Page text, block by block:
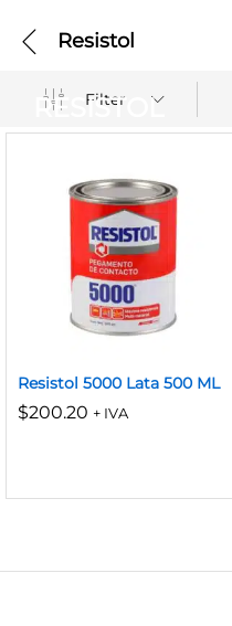
Resistol
RESISTOL
Filter
Resistol 5000 Lata 500 ML
$200.20 + IVA